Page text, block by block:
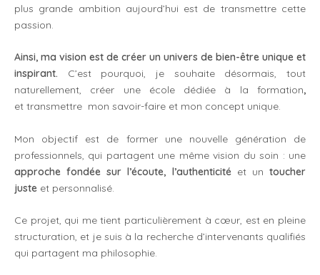
plus grande ambition aujourd’hui est de transmettre cette
passion.
Ainsi, ma vision est de créer un univers de bien-être unique et
inspirant. C’est pourquoi, je souhaite désormais, tout
naturellement, créer une école dédiée à la formation,
et transmettre mon savoir-faire et mon concept unique.
Mon objectif est de former une nouvelle génération de
professionnels, qui partagent une même vision du soin : une
approche fondée sur l’écoute, l’authenticitéet untoucher
juste et personnalisé.
Ce projet, qui me tient particulièrement à cœur, est en pleine
structuration, et je suis à la recherche d’intervenants qualifiés
qui partagent ma philosophie.